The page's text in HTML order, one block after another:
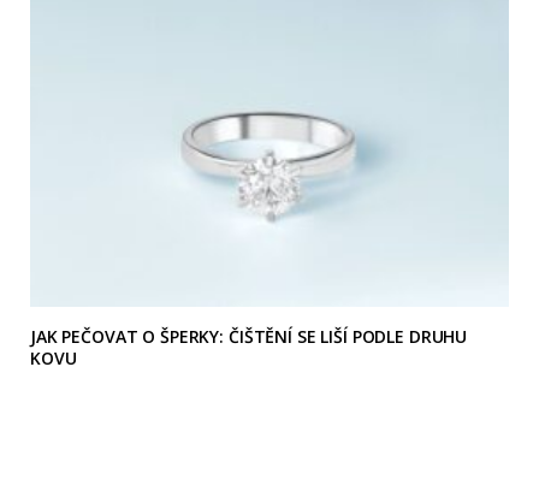
JAK PEČOVAT O ŠPERKY: ČIŠTĚNÍ SE LIŠÍ PODLE DRUHU
KOVU